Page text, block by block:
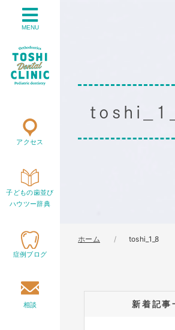
MENU
アクセス
子どもの歯並び
ハウツー辞典
症例ブログ
相談
ホーム toshi_1_8
新着記事